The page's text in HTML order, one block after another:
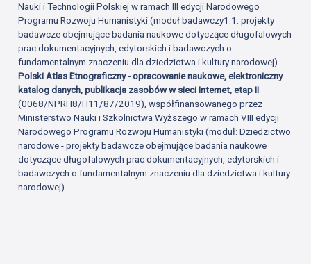
Nauki i Technologii Polskiej w ramach III edycji Narodowego
Programu Rozwoju Humanistyki (moduł badawczy1.1: projekty
badawcze obejmujące badania naukowe dotyczące długofalowych
prac dokumentacyjnych, edytorskich i badawczych o
fundamentalnym znaczeniu dla dziedzictwa i kultury narodowej).
Polski Atlas Etnograficzny - opracowanie naukowe, elektroniczny
katalog danych, publikacja zasobów w sieci Internet, etap II
(0068/NPRH8/H11/87/2019), współfinansowanego przez
Ministerstwo Nauki i Szkolnictwa Wyższego w ramach VIII edycji
Narodowego Programu Rozwoju Humanistyki (moduł: Dziedzictwo
narodowe - projekty badawcze obejmujące badania naukowe
dotyczące długofalowych prac dokumentacyjnych, edytorskich i
badawczych o fundamentalnym znaczeniu dla dziedzictwa i kultury
narodowej).